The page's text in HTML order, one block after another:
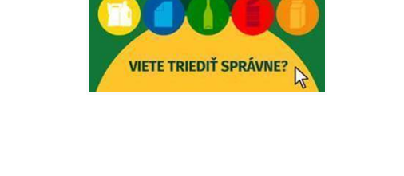
Zajtrajší zvoz odpadu
Vážený občan, zajtra 5. 8. sa bude
zvážať komunálny odpad.